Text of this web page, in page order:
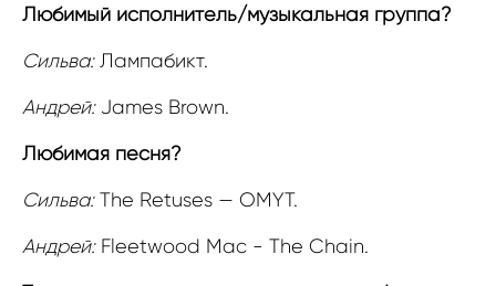
Любимый исполнитель/музыкальная группа?
Сильва:Лампабикт.
Андрей:James Brown.
Любимая песня?
Сильва:The Retuses — OMYT.
Андрей:Fleetwood Mac - The Chain.